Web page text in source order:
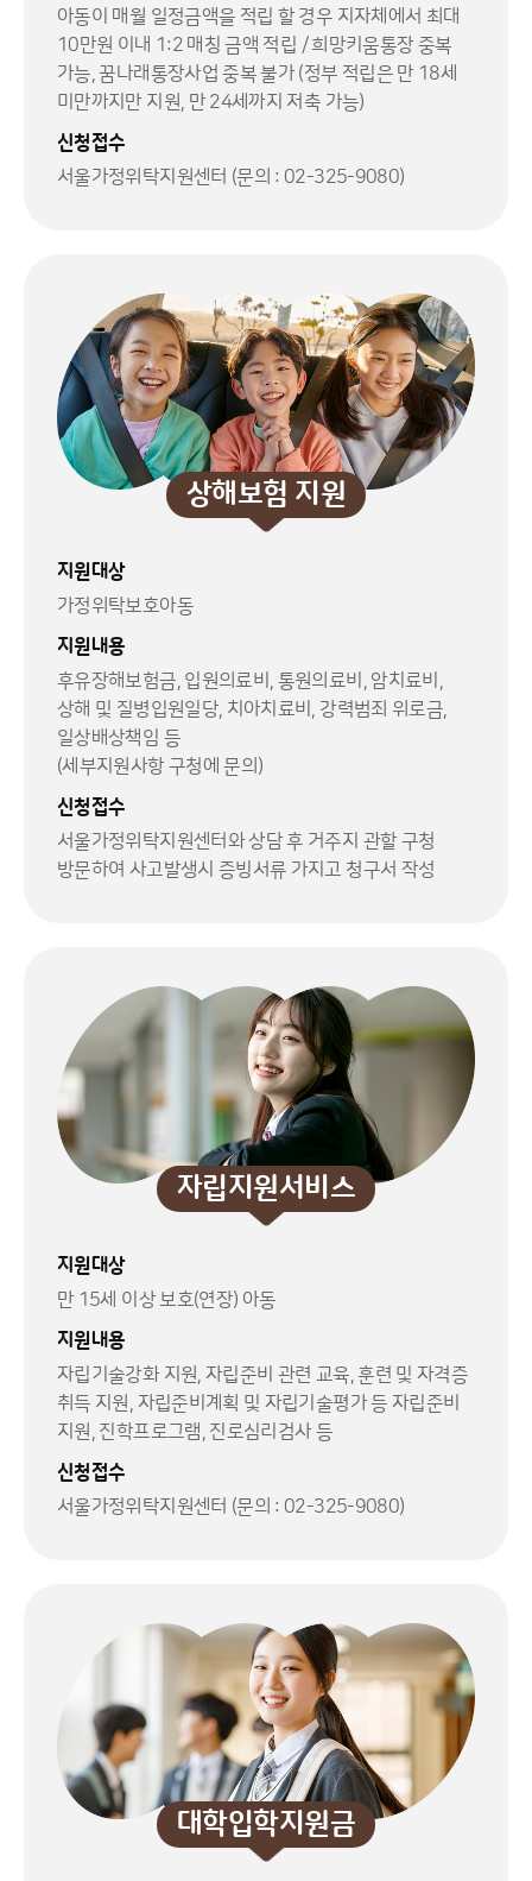
아동이 매월 일정금액을 적립 할 경우 지자체에서 최대
10만원 이내 1:2 매칭 금액 적립 / 희망키움통장 중복
가능, 꿈나래통장사업 중복 불가 (정부 적립은 만 18세
미만까지만 지원, 만 24세까지 저축 가능)
신청접수
서울가정위탁지원센터 (문의 : 02-325-9080)
상해보험 지원
지원대상
가정위탁보호아동
지원내용
후유장해보험금, 입원의료비, 통원의료비, 암치료비,
상해 및 질병입원일당, 치아치료비, 강력범죄 위로금,
일상배상책임 등
(세부지원사항 구청에 문의)
신청접수
서울가정위탁지원센터와 상담 후 거주지 관할 구청
방문하여 사고발생시 증빙서류 가지고 청구서 작성
자립지원서비스
지원대상
만 15세 이상 보호(연장) 아동
지원내용
자립기술강화 지원, 자립준비 관련 교육, 훈련 및 자격증
취득 지원, 자립준비계획 및 자립기술평가 등 자립준비
지원, 진학프로그램, 진로심리검사 등
신청접수
서울가정위탁지원센터 (문의 : 02-325-9080)
대학입학지원금